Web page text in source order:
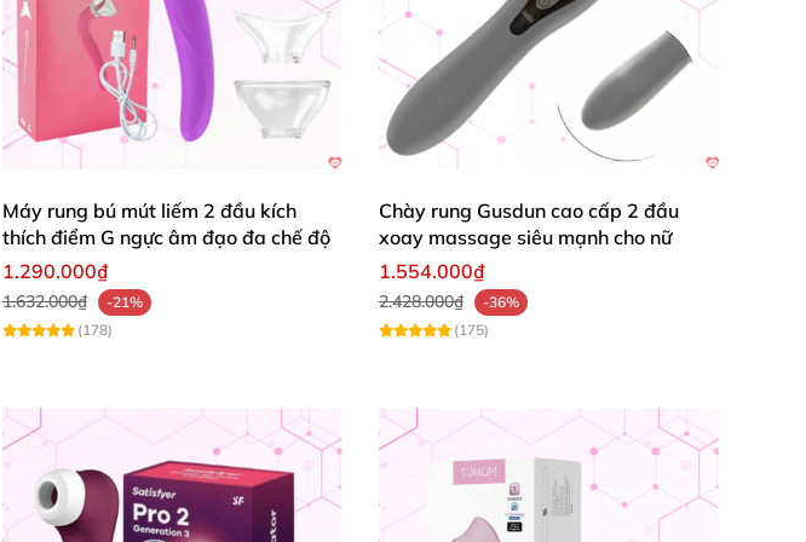
Máy rung bú mút liếm 2 đầu kích
thích điểm G ngực âm đạo đa chế độ
1.290.000₫
1.632.000₫
-21%
(178)
Chày rung Gusdun cao cấp 2 đầu
xoay massage siêu mạnh cho nữ
1.554.000₫
2.428.000₫
-36%
(175)